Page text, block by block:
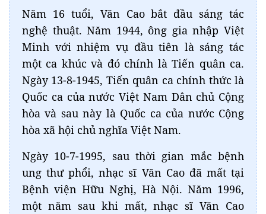
Năm 16 tuổi, Văn Cao bắt đầu sáng tác
nghệ thuật. Năm 1944, ông gia nhập Việt
Minh với nhiệm vụ đầu tiên là sáng tác
một ca khúc và đó chính là Tiến quân ca.
Ngày 13-8-1945, Tiến quân ca chính thức là
Quốc ca của nước Việt Nam Dân chủ Cộng
hòa và sau này là Quốc ca của nước Cộng
hòa xã hội chủ nghĩa Việt Nam.
Ngày 10-7-1995, sau thời gian mắc bệnh
ung thư phổi, nhạc sĩ Văn Cao đã mất tại
Bệnh viện Hữu Nghị, Hà Nội. Năm 1996,
một năm sau khi mất, nhạc sĩ Văn Cao